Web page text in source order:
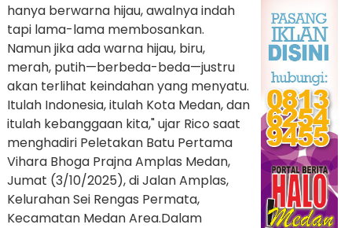
hanya berwarna hijau, awalnya indah
tapi lama-lama membosankan.
Namun jika ada warna hijau, biru,
merah, putih—berbeda-beda—justru
akan terlihat keindahan yang menyatu.
Itulah Indonesia, itulah Kota Medan, dan
itulah kebanggaan kita," ujar Rico saat
menghadiri Peletakan Batu Pertama
Vihara Bhoga Prajna Amplas Medan,
Jumat (3/10/2025), di Jalan Amplas,
Kelurahan Sei Rengas Permata,
Kecamatan Medan Area.Dalam